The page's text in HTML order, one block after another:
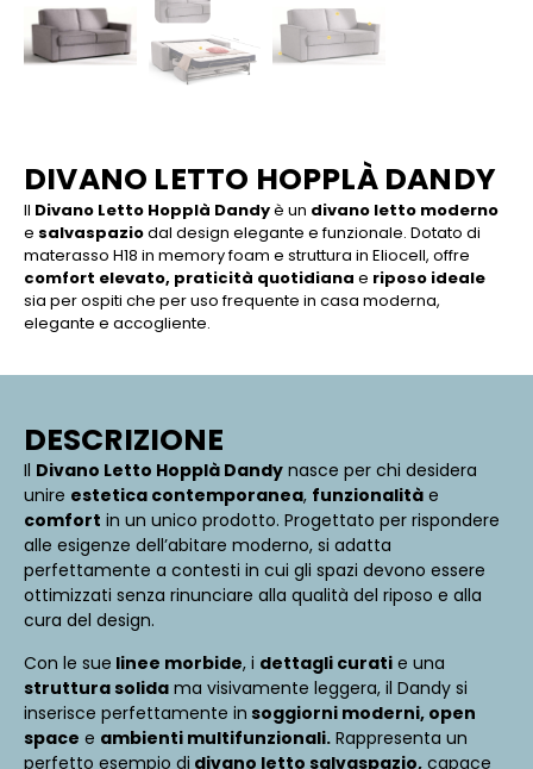
DIVANO LETTO HOPPLÀ DANDY
Il Divano Letto Hopplà Dandyè un divano letto moderno
e salvaspaziodal design elegante e funzionale. Dotato di
materasso H18 in memory foam e struttura in Eliocell, offre
comfort elevato, praticità quotidiana e riposo ideale
sia per ospiti che per uso frequente in casa moderna,
elegante e accogliente.
DESCRIZIONE
Il Divano Letto Hopplà Dandy nasce per chi desidera
unire estetica contemporanea, funzionalità e
comfort in un unico prodotto. Progettato per rispondere
alle esigenze dell’abitare moderno, si adatta
perfettamente a contesti in cui gli spazi devono essere
ottimizzati senza rinunciare alla qualità del riposo e alla
cura del design.
Con le sue linee morbide, i dettagli curati e una
struttura solida ma visivamente leggera, il Dandy si
inserisce perfettamente in soggiorni moderni, open
space e ambienti multifunzionali. Rappresenta un
perfetto esempio di divano letto salvaspazio, capace